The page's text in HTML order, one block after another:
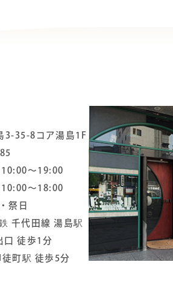
3-35-8コア湯島1F
～19:00
～18:00
祭日
千代田線 湯島駅
口 徒歩1分
徒町駅 徒歩5分